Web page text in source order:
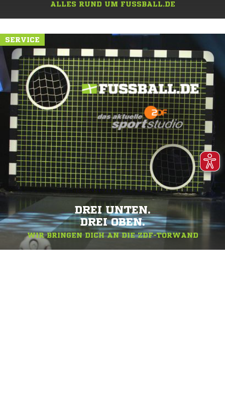
ALLES RUND UM FUSSBALL.DE
SERVICE
DREI UNTEN.
DREI OBEN.
WIR BRINGEN DICH AN DIE ZDF-TORWAND